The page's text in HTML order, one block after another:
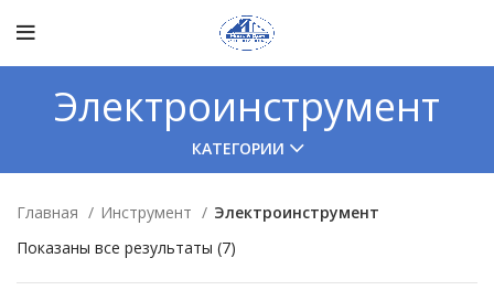
Электроинструмент
КАТЕГОРИИ
Главная Инструмент
Электроинструмент
Показаны все результаты (7)